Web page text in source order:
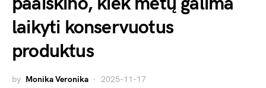
laikyti konservuotus
produktus
by Monika Veronika 2025-11-17